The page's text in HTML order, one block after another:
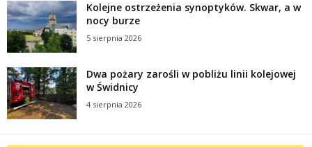
Kolejne ostrzeżenia synoptyków. Skwar, a w
nocy burze
5 sierpnia 2026
Dwa pożary zarośli w pobliżu linii kolejowej
w Świdnicy
4 sierpnia 2026